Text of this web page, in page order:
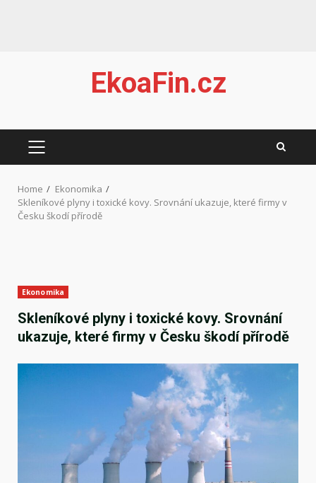
EkoaFin.cz
PRIMARY
Home
Ekonomika
Skleníkové plyny i toxické kovy. Srovnání ukazuje, které firmy v
Česku škodí přírodě
Ekonomika
Skleníkové plyny i toxické kovy. Srovnání
ukazuje, které firmy v Česku škodí přírodě